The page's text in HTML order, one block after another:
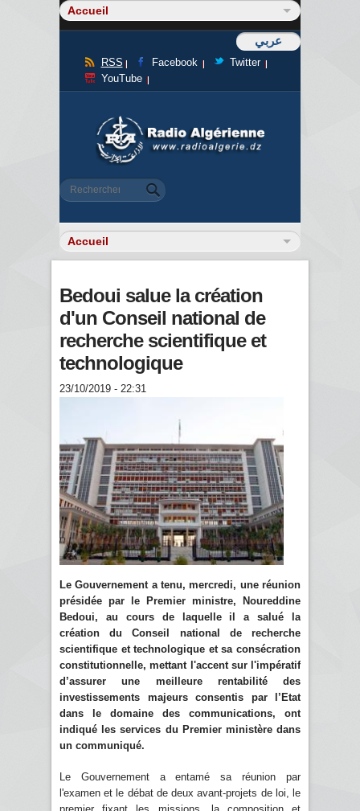
عربي
RSS Facebook
Twitter
YouTube
Formulaire de recherche
Rechercher
Bedoui salue la création
d'un Conseil national de
recherche scientifique et
technologique
23/10/2019 - 22:31
Le Gouvernement a tenu, mercredi, une réunion
présidée par le Premier ministre, Noureddine
Bedoui, au cours de laquelle il a salué la
création du Conseil national de recherche
scientifique et technologique et sa consécration
constitutionnelle, mettant l'accent sur l'impératif
d’assurer une meilleure rentabilité des
investissements majeurs consentis par l’Etat
dans le domaine des communications, ont
indiqué les services du Premier ministère dans
un communiqué.
Le Gouvernement a entamé sa réunion par
l'examen et le débat de deux avant-projets de loi, le